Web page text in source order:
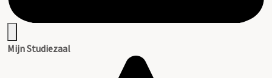
Mijn Studiezaal